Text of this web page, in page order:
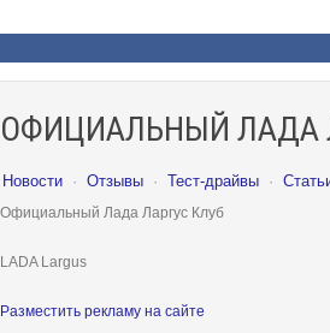
ОФИЦИАЛЬНЫЙ ЛАДА
Новости · Отзывы · Тест-драйвы ·
Официальный Лада Ларгус Клуб
LADA Largus
Разместить рекламу на сайте